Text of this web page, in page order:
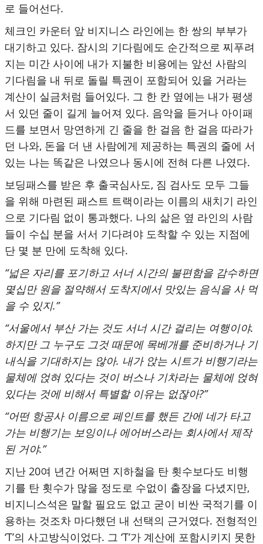
로 들어선다.
체크인 카운터 앞 비지니스 라인에는 한 쌍의 부부가
대기하고 있다. 잠시의 기다림에도 순간적으로 찌푸려
지는 미간 사이에 내가 지불한 비용에는 앞선 사람의
기다림을 내 뒤로 돌릴 특권이 포함되어 있을 거라는
계산이 실금처럼 들어있다. 그 한 칸 옆에는 내가 평생
서 있던 줄이 길게 늘어져 있다. 음악을 듣거나 아이패
드를 보면서 망연하게 긴 줄을 한 걸음 한 걸음 따라가
던 나와, 돈을 더 낸 사람에게 제공하는 특권의 줄에 서
있는 나는 똑같은 나였으나 동시에 전혀 다른 나였다.
보딩패스를 받은 후 출국심사도, 짐 검사도 모두 그들
을 위해 마련된 패스트 트랙이라는 이름의 새치기 라인
으로 기다림 없이 통과했다. 나의 삶은 옆 라인의 사람
들이 수십 분을 서서 기다려야 도착할 수 있는 지점에
단 몇 분 만에 도착해 있다.
“넓은 자리를 포기하고 서너 시간의 불편함을 감수하면
몇십만 원을 절약해서 도착지에서 맛있는 음식을 사 먹
을 수 있지.”
“서울에서 부산 가는 것도 서너 시간 걸리는 여행이야.
하지만 그 누구도 그것 때문에 목베개를 준비하거나 기
내식을 기대하지는 않아. 내가 앉는 시트가 비행기라는
물체에 얹혀 있다는 것이 버스나 기차라는 물체에 얹혀
있다는 것에 비해서 특별할 이유는 없잖아?”
“어떤 항공사 이름으로 페인트를 했든 간에 네가 타고
가는 비행기는 보잉이나 에어버스라는 회사에서 제작
된 거야.”
지난 20여 년간 어쩌면 지하철을 탄 횟수보다도 비행
기를 탄 횟수가 많을 정도로 수없이 출장을 다녔지만,
비지니스석은 말할 필요도 없고 굳이 비싼 국적기를 이
용하는 것조차 마다했던 내 선택의 근거였다. 전형적인
‘T’의 사고방식이었다. 그 ‘T’가 계산에 포함시키지 못한